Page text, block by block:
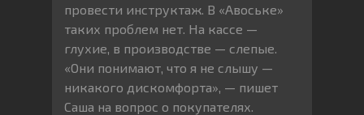
провести инструктаж. В «Авоське»
таких проблем нет. На кассе —
глухие, в производстве — слепые.
«Они понимают, что я не слышу —
никакого дискомфорта», — пишет
Саша на вопрос о покупателях.